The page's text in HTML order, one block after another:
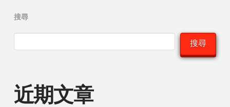
搜尋
搜尋
近期文章